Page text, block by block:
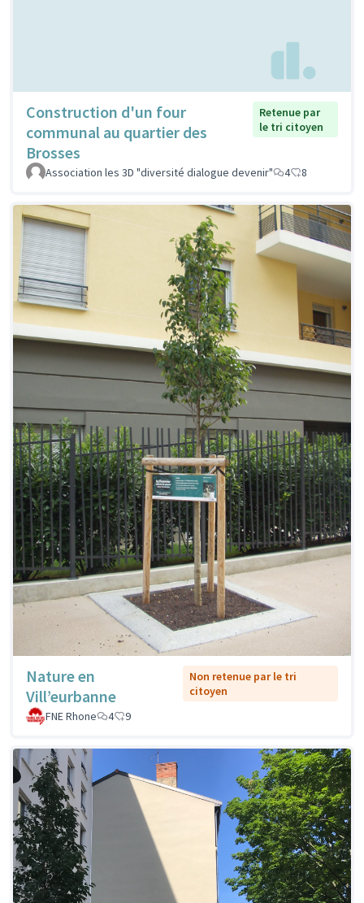
Construction d'un four
communal au quartier des
Brosses
Retenue par
le tri citoyen
Association les 3D "diversité dialogue devenir" 4 8
Nature en
Vill’eurbanne
Non retenue par le tri
citoyen
FNE Rhone
4 9